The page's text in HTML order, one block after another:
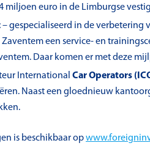
miljoen euro in de Limburgse
– gespecialiseerd in de
een service- en
Daar komen er met deze
International Car Operators
Naast een gloednieuw
is beschikbaar op